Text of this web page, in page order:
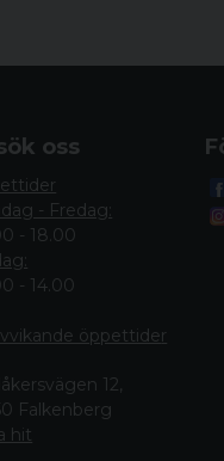
oss
- Fredag:
- 18.00
- 14.00
öppettider
12,
Falkenberg
hit